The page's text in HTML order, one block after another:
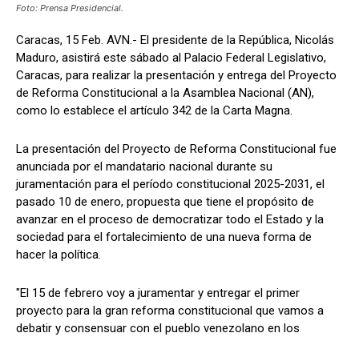
Foto: Prensa Presidencial.
Caracas, 15 Feb. AVN.- El presidente de la República, Nicolás
Maduro, asistirá este sábado al Palacio Federal Legislativo,
Caracas, para realizar la presentación y entrega del Proyecto
de Reforma Constitucional a la Asamblea Nacional (AN),
como lo establece el artículo 342 de la Carta Magna.
La presentación del Proyecto de Reforma Constitucional fue
anunciada por el mandatario nacional durante su
juramentación para el período constitucional 2025-2031, el
pasado 10 de enero, propuesta que tiene el propósito de
avanzar en el proceso de democratizar todo el Estado y la
sociedad para el fortalecimiento de una nueva forma de
hacer la política.
"El 15 de febrero voy a juramentar y entregar el primer
proyecto para la gran reforma constitucional que vamos a
debatir y consensuar con el pueblo venezolano en los